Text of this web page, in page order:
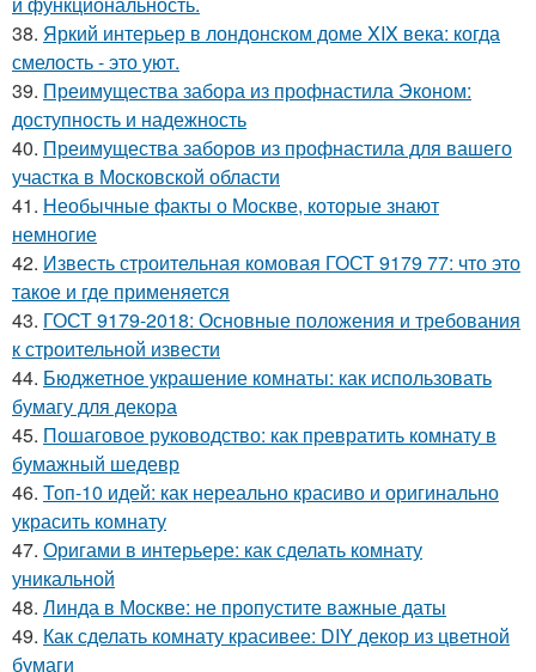
38. Яркий интерьер в лондонском доме XIX века: когда
смелость - это уют.
39. Преимущества забора из профнастила Эконом:
доступность и надежность
40. Преимущества заборов из профнастила для вашего
участка в Московской области
41. Необычные факты о Москве, которые знают
немногие
42. Известь строительная комовая ГОСТ 9179 77: что это
такое и где применяется
43. ГОСТ 9179-2018: Основные положения и требования
к строительной извести
44. Бюджетное украшение комнаты: как использовать
бумагу для декора
45. Пошаговое руководство: как превратить комнату в
бумажный шедевр
46. Топ-10 идей: как нереально красиво и оригинально
украсить комнату
47. Оригами в интерьере: как сделать комнату
уникальной
48. Линда в Москве: не пропустите важные даты
49. Как сделать комнату красивее: DIY декор из цветной
бумаги